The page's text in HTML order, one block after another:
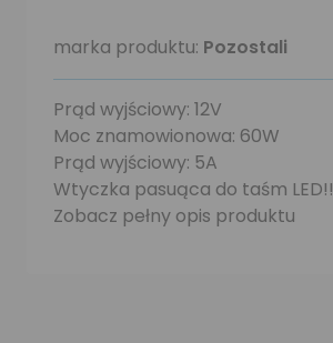
marka produktu: Pozostali
Prąd wyjściowy: 12V
Moc znamowionowa: 60W
Prąd wyjściowy: 5A
Wtyczka pasuąca do taśm LED!!
Zobacz pełny opis produktu